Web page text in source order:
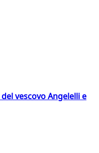
vescovo Angelelli e